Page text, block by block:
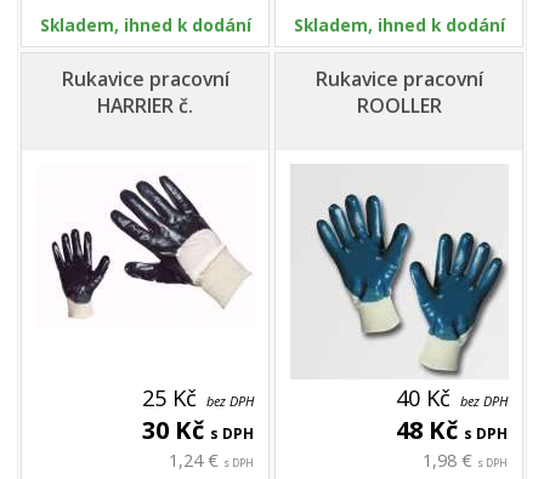
Skladem, ihned k dodání Skladem, ihned k dodání
Rukavice pracovní
HARRIER č.
25 Kč bez DPH
30 Kč s DPH
1,24 € s DPH
Rukavice pracovní
ROOLLER
40 Kč bez DPH
48 Kč s DPH
1,98 € s DPH